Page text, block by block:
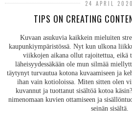
24 APRIL 2020
TIPS ON CREATING
Kuvaan asukuvia kaikkein mieluiten
kaupunkiympäristössä. Nyt kun ulkona
viikkojen aikana ollut rajoitettua, eikä
läheisyydessäkään ole mun silmää
täytynyt turvautua kotona kuvaamiseen ja
ihan vain kotioloissa. Miten sitten olen
kuvannut ja tuottanut sisältöä kotoa
nimenomaan kuvien ottamiseen ja
seinän sisältä.